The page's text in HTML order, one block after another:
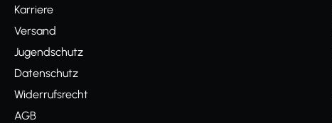
Karriere
Versand
Jugendschutz
Datenschutz
Widerrufsrecht
AGB